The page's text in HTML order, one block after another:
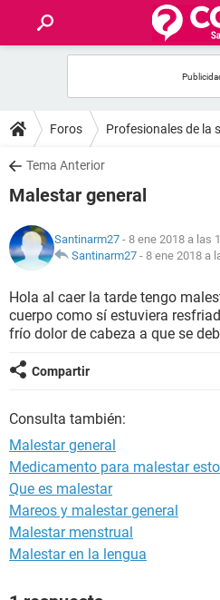
FOROS
SALUD
NUTRICIÓN
BIENESTAR
Foros Profesionales de la
Tema Anterior
Malestar general
Santinarm27 - 8 ene 2018 a las
Santinarm27 - 8 ene 2018 a
Hola al caer la tarde tengo
cuerpo como sí estuviera
frío dolor de cabeza a que se
Compartir
Consulta también:
Malestar general
Medicamento para malestar
Que es malestar
Mareos y malestar general
Malestar menstrual
Malestar en la lengua